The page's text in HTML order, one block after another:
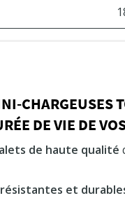
CHARGEUSES
DE VIE DE
de haute qualité
et